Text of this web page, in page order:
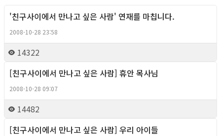
'친구사이에서 만나고 싶은 사람' 연재를 마칩니다.
2008-10-28 23:58
14322
[친구사이에서 만나고 싶은 사람] 휴안 목사님
2008-10-28 09:07
14482
[친구사이에서 만나고 싶은 사람] 우리 아이들